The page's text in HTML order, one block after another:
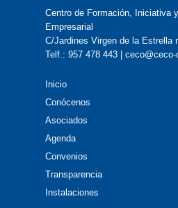
Centro de Formación, Iniciativa
Empresarial
C/Jardines Virgen de la Estrella
Telf.: 957 478 443 | ceco@ceco-
Inicio
Conócenos
Asociados
Agenda
Convenios
Transparencia
Instalaciones